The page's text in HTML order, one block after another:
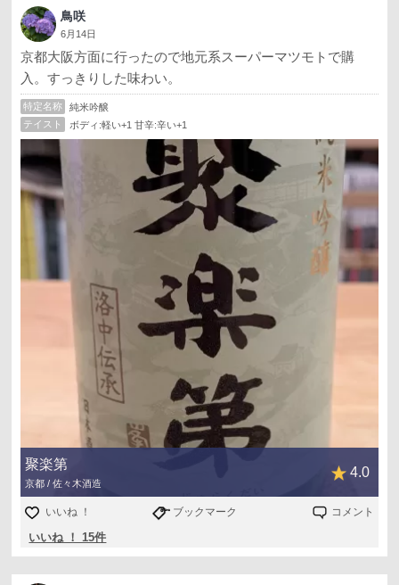
鳥咲
6月14日
京都大阪方面に行ったので地元系スーパーマツモトで購
入。すっきりした味わい。
特定名称
純米吟醸
テイスト
ボディ:軽い+1 甘辛:辛い+1
聚楽第
京都 / 佐々木酒造
4.0
いいね ！ ブックマーク コメント
いいね ！ 15件